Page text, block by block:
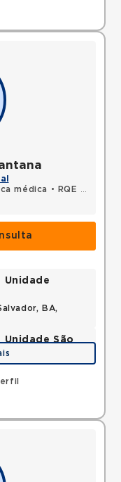
médica •
RQE 17546 - Pneumologia
Unidade
BA,
Unidade São
BA,